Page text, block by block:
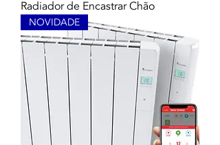
Radiador de Encastrar Chão
NOVIDADE